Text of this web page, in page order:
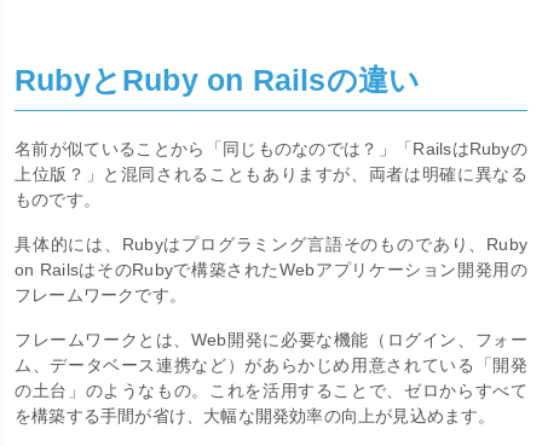
RubyとRuby on Railsの違い
名前が似ていることから「同じものなのでは？」「RailsはRubyの
上位版？」と混同されることもありますが、両者は明確に異なる
ものです。
具体的には、Rubyはプログラミング言語そのものであり、Ruby
on RailsはそのRubyで構築されたWebアプリケーション開発用の
フレームワークです。
フレームワークとは、Web開発に必要な機能（ログイン、フォー
ム、データベース連携など）があらかじめ用意されている「開発
の土台」のようなもの。これを活用することで、ゼロからすべて
を構築する手間が省け、大幅な開発効率の向上が見込めます。